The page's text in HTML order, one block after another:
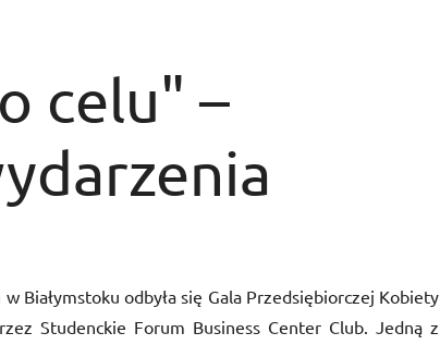
celu" –
Białymstoku odbyła się Gala Przedsiębiorczej Kobiety
Studenckie Forum Business Center Club. Jedną z